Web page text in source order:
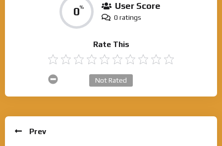
0% User Score
0 ratings
Rate This
Not Rated
Prev